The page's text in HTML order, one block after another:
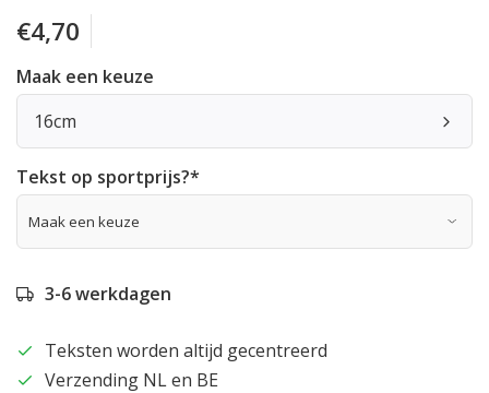
€4,70
Maak een keuze
16cm
Tekst op sportprijs?*
3-6 werkdagen
Teksten worden altijd gecentreerd
Verzending NL en BE